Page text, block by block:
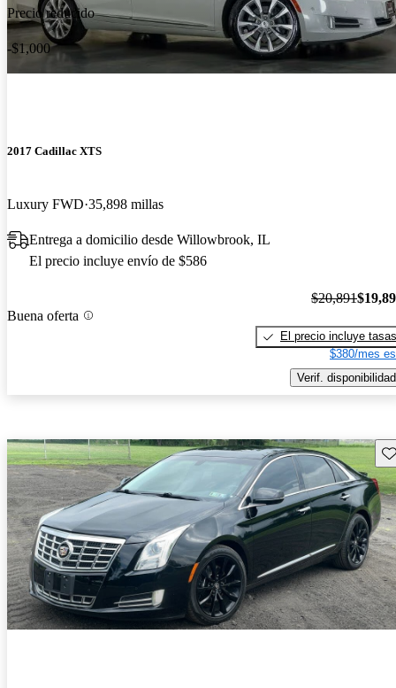
Precio reducido
-$1,000
2017 Cadillac XTS
Luxury FWD 35,898 millas
Entrega a domicilio desde Willowbrook, IL
El precio incluye envío de $586
Buena oferta
$20,891
El precio incluye tasas
$380/mes
Verif. disponibilidad